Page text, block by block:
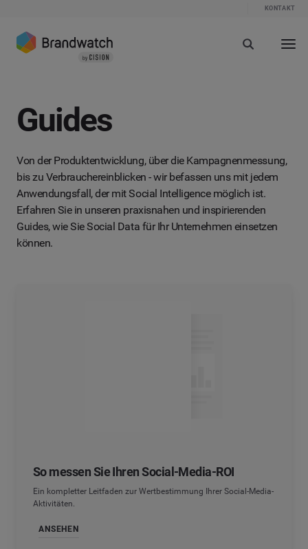
KONTAKT
Guides
Von der Produktentwicklung, über die Kampagnenmessung,
bis zu Verbrauchereinblicken - wir befassen uns mit jedem
Anwendungsfall, der mit Social Intelligence möglich ist.
Erfahren Sie in unseren praxisnahen und inspirierenden
Guides, wie Sie Social Data für Ihr Unternehmen einsetzen
können.
So messen Sie Ihren Social-Media-ROI
Ein kompletter Leitfaden zur Wertbestimmung Ihrer Social-Media-
Aktivitäten.
ANSEHEN